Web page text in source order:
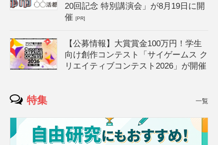
20回記念 特別講演会」が8月19日に開
催[PR]
【公募情報】大賞賞金100万円！学生
向け創作コンテスト「サイゲームス ク
リエイティブコンテスト2026」が開催
特集 一覧